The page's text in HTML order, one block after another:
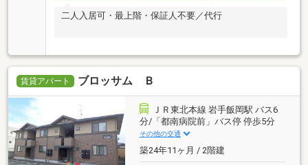
二人入居可・最上階・保証人不要／代行
賃貸アパート ブロッサム Ｂ
ＪＲ東北本線 岩手飯岡駅 バス6
分/「都南病院前」バス停 停歩5分
その他の交通
築24年11ヶ月 / 2階建